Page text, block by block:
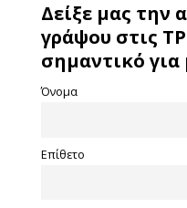
Δείξε μας την
γράψου στις
σημαντικό για
Όνομα
Επίθετο